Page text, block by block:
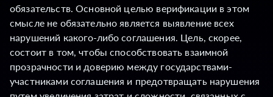
обязательств. Основной целью верификации в этом
смысле не обязательно является выявление всех
нарушений какого-либо соглашения. Цель, скорее,
состоит в том, чтобы способствовать взаимной
прозрачности и доверию между государствами-
участниками соглашения и предотвращать нарушения